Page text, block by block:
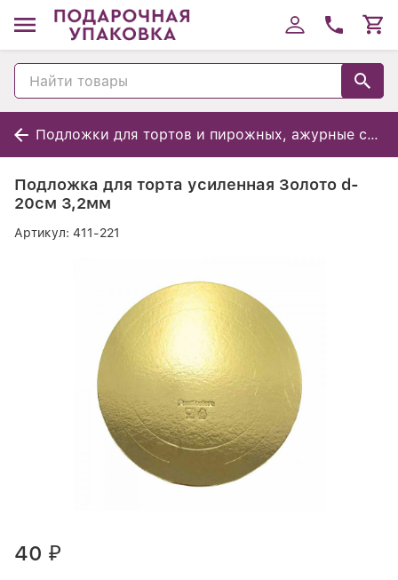
Подложки для тортов и пирожных, ажурные салфетки
Подложка для торта усиленная Золото d-
20см 3,2мм
Артикул: 411-221
40 ₽